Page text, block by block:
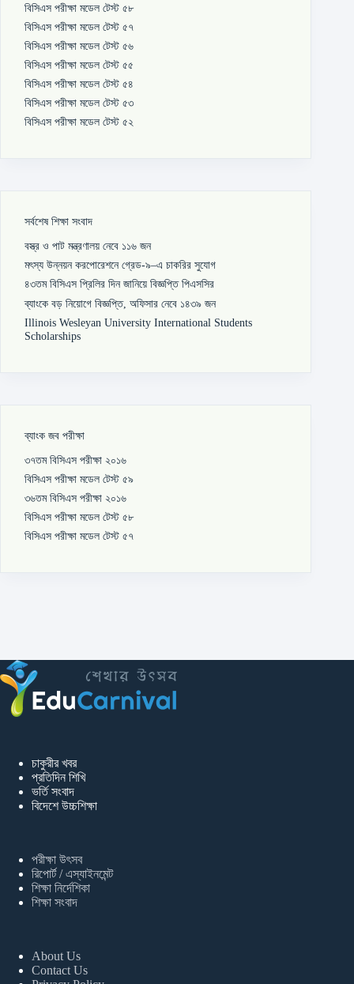
বিসিএস পরীক্ষা মডেল টেস্ট ৫৮
বিসিএস পরীক্ষা মডেল টেস্ট ৫৭
বিসিএস পরীক্ষা মডেল টেস্ট ৫৬
বিসিএস পরীক্ষা মডেল টেস্ট ৫৫
বিসিএস পরীক্ষা মডেল টেস্ট ৫৪
বিসিএস পরীক্ষা মডেল টেস্ট ৫৩
বিসিএস পরীক্ষা মডেল টেস্ট ৫২
সর্বশেষ শিক্ষা সংবাদ
বস্ত্র ও পাট মন্ত্রণালয় নেবে ১১৬ জন
মৎস্য উন্নয়ন করপোরেশনে গ্রেড-৯–এ চাকরির সুযোগ
৪৩তম বিসিএস প্রিলির দিন জানিয়ে বিজ্ঞপ্তি পিএসসির
ব্যাংকে বড় নিয়োগে বিজ্ঞপ্তি, অফিসার নেবে ১৪৩৯ জন
Illinois Wesleyan University International Students
Scholarships
ব্যাংক জব পরীক্ষা
৩৭তম বিসিএস পরীক্ষা ২০১৬
বিসিএস পরীক্ষা মডেল টেস্ট ৫৯
৩৬তম বিসিএস পরীক্ষা ২০১৬
বিসিএস পরীক্ষা মডেল টেস্ট ৫৮
বিসিএস পরীক্ষা মডেল টেস্ট ৫৭
চাকুরীর খবর
প্রতিদিন শিখি
ভর্তি সংবাদ
বিদেশে উচ্চশিক্ষা
পরীক্ষা উৎসব
রিপোর্ট / এস্যাইনমেন্ট
শিক্ষা নির্দেশিকা
শিক্ষা সংবাদ
About Us
Contact Us